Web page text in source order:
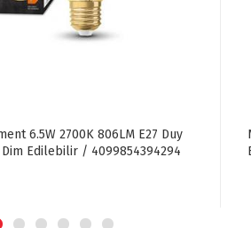
Ampül E27 Duy 1080 LM